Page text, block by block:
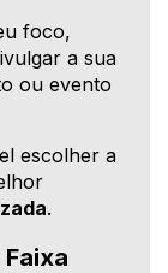
foco,
a sua
ou evento
escolher a
.